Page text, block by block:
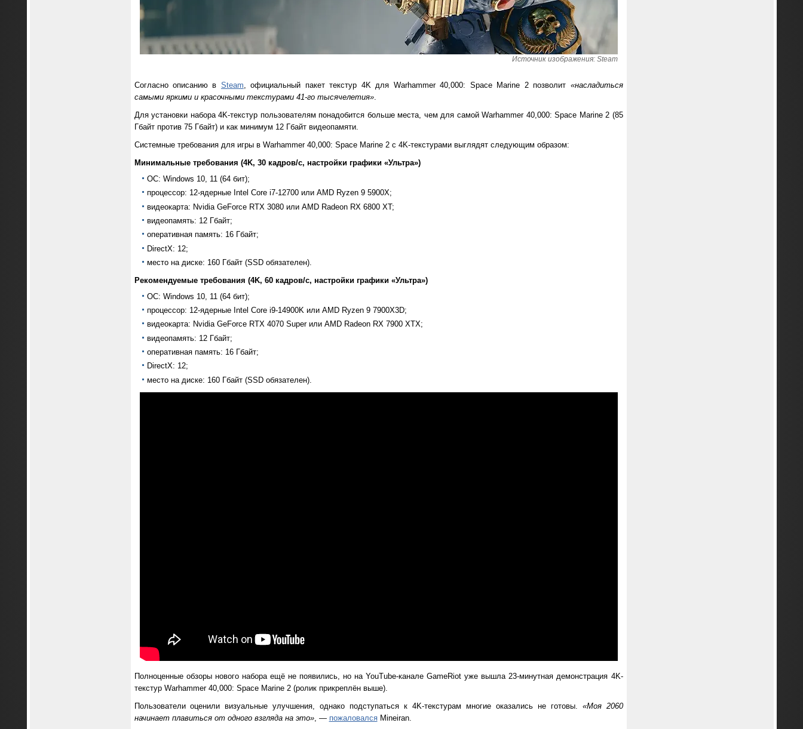
Источник изображения: Steam
Согласно описанию в Steam, официальный пакет текстур 4K для Warhammer 40,000: Space Marine 2 позволит «насладиться
самыми яркими и красочными текстурами 41-го тысячелетия».
Для установки набора 4K-текстур пользователям понадобится больше места, чем для самой Warhammer 40,000: Space Marine 2 (85
Гбайт против 75 Гбайт) и как минимум 12 Гбайт видеопамяти.
Системные требования для игры в Warhammer 40,000: Space Marine 2 с 4K-текстурами выглядят следующим образом:
Минимальные требования (4K, 30 кадров/с, настройки графики «Ультра»)
ОС: Windows 10, 11 (64 бит);
процессор: 12-ядерные Intel Core i7-12700 или AMD Ryzen 9 5900X;
видеокарта: Nvidia GeForce RTX 3080 или AMD Radeon RX 6800 XT;
видеопамять: 12 Гбайт;
оперативная память: 16 Гбайт;
DirectX: 12;
место на диске: 160 Гбайт (SSD обязателен).
Рекомендуемые требования (4K, 60 кадров/с, настройки графики «Ультра»)
ОС: Windows 10, 11 (64 бит);
процессор: 12-ядерные Intel Core i9-14900K или AMD Ryzen 9 7900X3D;
видеокарта: Nvidia GeForce RTX 4070 Super или AMD Radeon RX 7900 XTX;
видеопамять: 12 Гбайт;
оперативная память: 16 Гбайт;
DirectX: 12;
место на диске: 160 Гбайт (SSD обязателен).
Полноценные обзоры нового набора ещё не появились, но на YouTube-канале GameRiot уже вышла 23-минутная демонстрация 4K-
текстур Warhammer 40,000: Space Marine 2 (ролик прикреплён выше).
Пользователи оценили визуальные улучшения, однако подступаться к 4K-текстурам многие оказались не готовы. «Моя 2060
начинает плавиться от одного взгляда на это», — пожаловалсяMineiran.